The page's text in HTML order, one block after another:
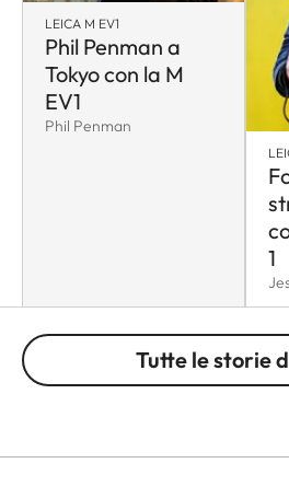
LEICA M EV1
Phil Penman a
Tokyo con la M
EV1
Phil Penman
1
Tutte le storie